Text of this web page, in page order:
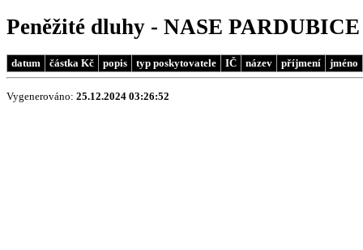
Peněžité dluhy - NASE
datum částka Kč popis typ poskytovatele IČ název příjmení jméno
Vygenerováno: 25.12.2024 03:26:52